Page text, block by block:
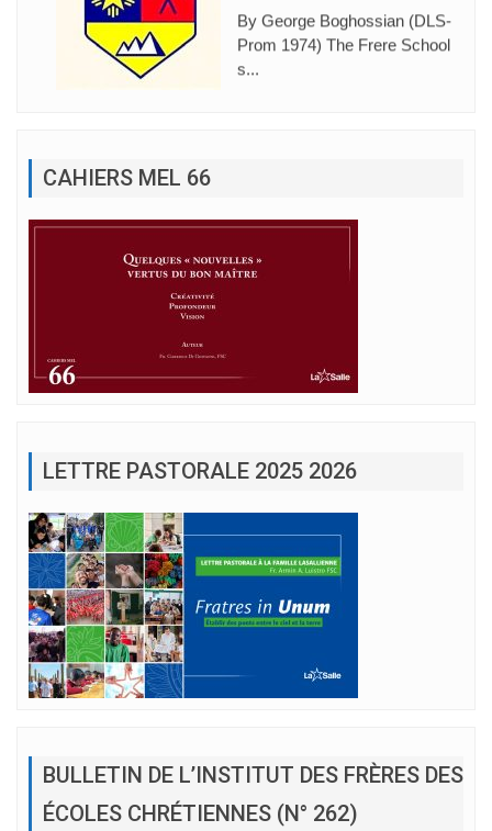
By George Boghossian (DLS-
Prom 1974) The Frere School
s...
CAHIERS MEL 66
LETTRE PASTORALE 2025 2026
BULLETIN DE L’INSTITUT DES FRÈRES DES
ÉCOLES CHRÉTIENNES (N° 262)